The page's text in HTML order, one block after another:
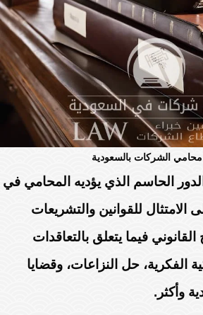
الشركات بالسعودية
الحاسم الذي يؤديه المحامي في
للقوانين والتشريعات
فيما يتعلق بالتعاقدات
الفكرية، حل النزاعات، وقضايا
وأكثر.